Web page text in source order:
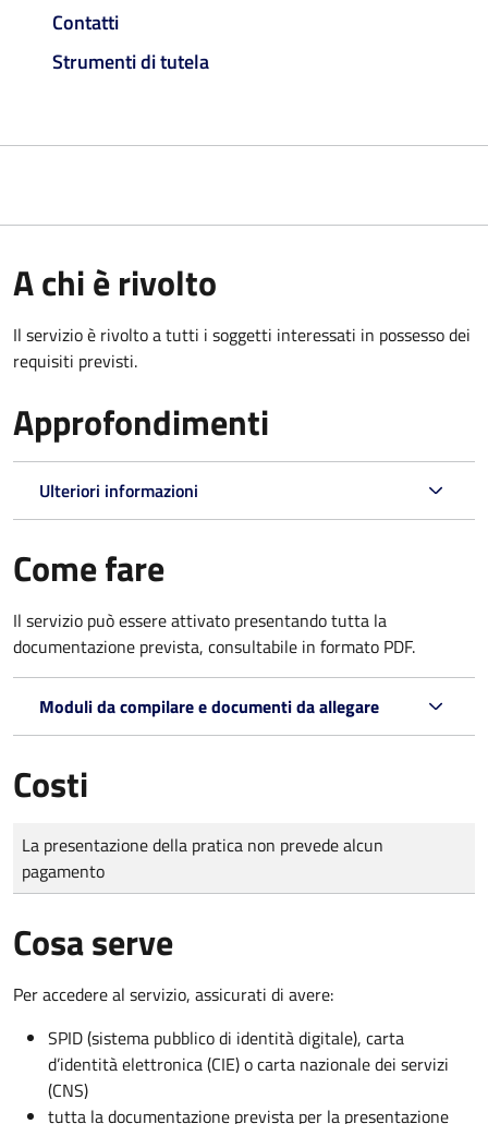
Contatti
Strumenti di tutela
A chi è rivolto
Il servizio è rivolto a tutti i soggetti interessati in possesso dei
requisiti previsti.
Approfondimenti
Ulteriori informazioni
Come fare
Il servizio può essere attivato presentando tutta la
documentazione prevista, consultabile in formato PDF.
Moduli da compilare e documenti da allegare
Costi
Tipo di pagamento
Importo
La presentazione della pratica non prevede alcun
pagamento
Cosa serve
Per accedere al servizio, assicurati di avere:
SPID (sistema pubblico di identità digitale), carta
d’identità elettronica (CIE) o carta nazionale dei servizi
(CNS)
tutta la documentazione prevista per la presentazione